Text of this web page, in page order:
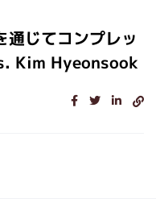
通じてコンプレッ
Kim Hyeonsook